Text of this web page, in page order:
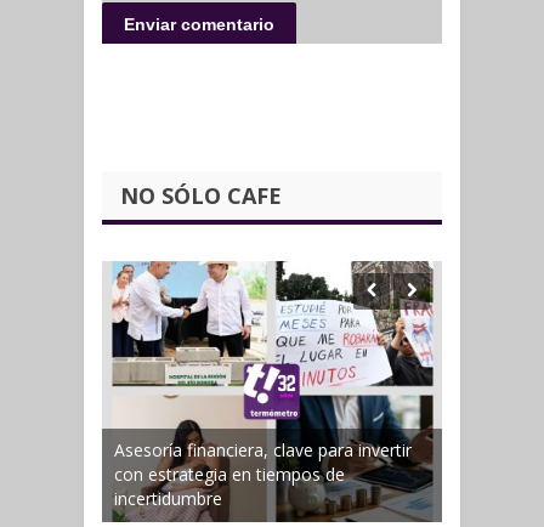
NO SÓLO CAFE
Asesoría financiera, clave para invertir
con estrategia en tiempos de
incertidumbre